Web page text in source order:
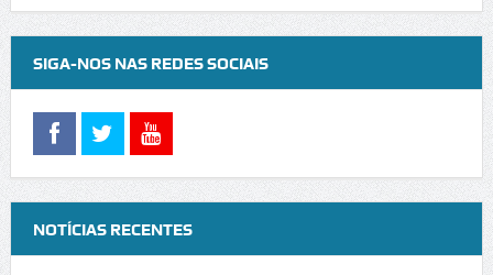
SIGA-NOS NAS REDES SOCIAIS
NOTÍCIAS RECENTES